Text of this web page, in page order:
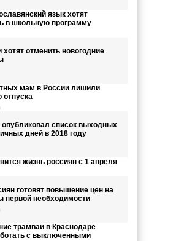
язык хотят
в школьную программу
хотят отменить новогодние
мам в России лишили
отпуска
опубликовал список выходных
дней в 2018 году
жизнь россиян с 1 апреля
готовят повышение цен на
первой необходимости
трамваи в Краснодаре
с выключенными